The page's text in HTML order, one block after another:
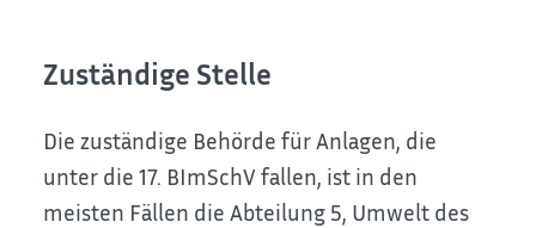
Zuständige Stelle
Die zuständige Behörde für Anlagen, die
unter die 17. BImSchV fallen, ist in den
meisten Fällen die Abteilung 5, Umwelt des